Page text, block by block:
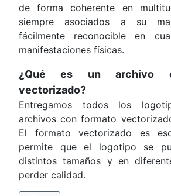
de forma coherente en
siempre asociados a su
fácilmente reconocible en
manifestaciones físicas.
¿Qué es un archivo
vectorizado?
Entregamos todos los
archivos con formato
El formato vectorizado es
permite que el logotipo se
distintos tamaños y en
perder calidad.